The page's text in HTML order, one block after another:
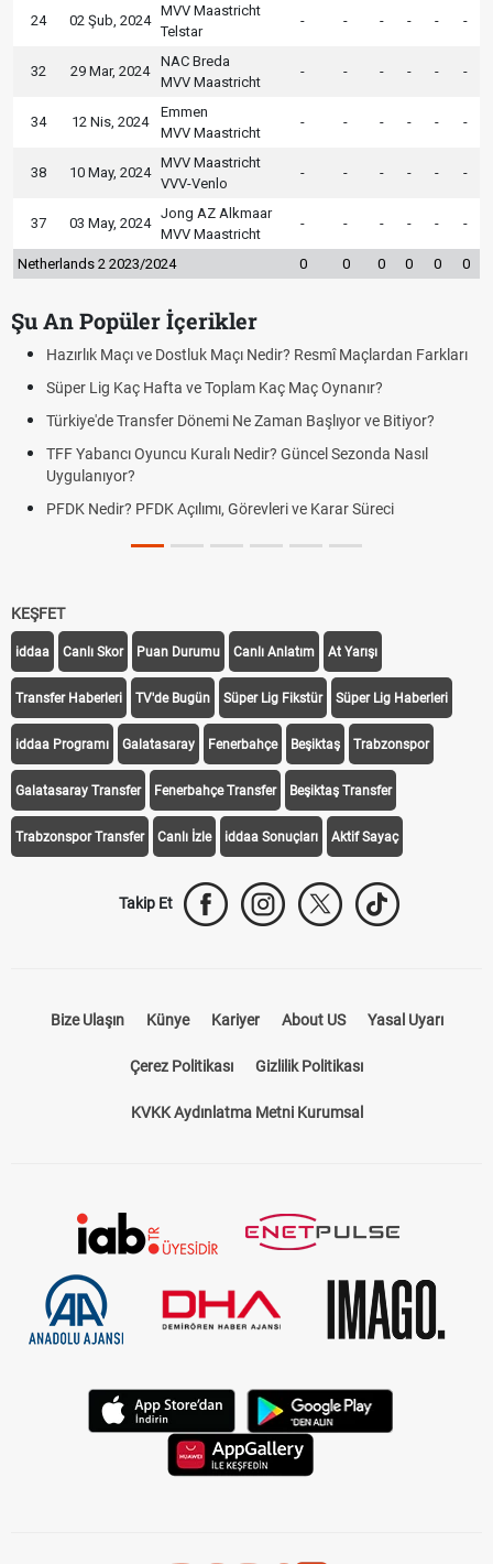
24 02 Şub, 2024
MVV Maastricht
Telstar
- - - - - -
32 29 Mar, 2024
NAC Breda
MVV Maastricht
- - - - - -
34 12 Nis, 2024
Emmen
MVV Maastricht
- - - - - -
38 10 May, 2024
MVV Maastricht
VVV-Venlo
- - - - - -
37 03 May, 2024
Jong AZ Alkmaar
MVV Maastricht
- - - - - -
Netherlands 2 2023/2024 0 0 0 0 0 0
Şu An Popüler İçerikler
Hazırlık Maçı ve Dostluk Maçı Nedir? Resmî Maçlardan Farkları
Süper Lig Kaç Hafta ve Toplam Kaç Maç Oynanır?
Türkiye'de Transfer Dönemi Ne Zaman Başlıyor ve Bitiyor?
TFF Yabancı Oyuncu Kuralı Nedir? Güncel Sezonda Nasıl
Uygulanıyor?
PFDK Nedir? PFDK Açılımı, Görevleri ve Karar Süreci
KEŞFET
iddaa Canlı Skor Puan Durumu Canlı Anlatım At Yarışı
Transfer Haberleri TV'de Bugün Süper Lig Fikstür Süper Lig Haberleri
iddaa Programı Galatasaray Fenerbahçe Beşiktaş Trabzonspor
Galatasaray Transfer Fenerbahçe Transfer Beşiktaş Transfer
Trabzonspor Transfer Canlı İzle iddaa Sonuçları Aktif Sayaç
Takip Et
Bize Ulaşın Künye Kariyer About US Yasal Uyarı
Çerez Politikası Gizlilik Politikası
KVKK Aydınlatma Metni Kurumsal